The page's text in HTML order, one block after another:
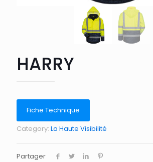
HARRY
Fiche Technique
Category: La Haute Visibilité
Partager